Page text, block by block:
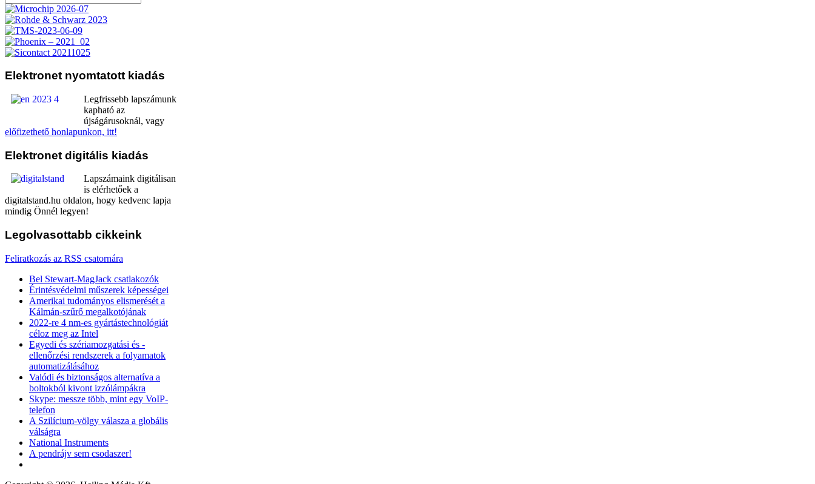
Elektronet nyomtatott kiadás
Legfrissebb lapszámunk
kapható az
újságárusoknál, vagy
előfizethető honlapunkon, itt!
Elektronet digitális kiadás
Lapszámaink digitálisan
is elérhetőek a
digitalstand.hu oldalon, hogy kedvenc lapja
mindig Önnél legyen!
Legolvasottabb cikkeink
Feliratkozás az RSS csatornára
Bel Stewart-MagJack csatlakozók
Érintésvédelmi műszerek képességei
Amerikai tudományos elismerését a
Kálmán-szűrő megalkotójának
2022-re 4 nm-es gyártástechnológiát
céloz meg az Intel
Egyedi és szériamozgatási és -
ellenőrzési rendszerek a folyamatok
automatizálásához
Valódi és biztonságos alternatíva a
boltokból kivont izzólámpákra
Skype: messze több, mint egy VoIP-
telefon
A Szilícium-völgy válasza a globális
válságra
National Instruments
A pendrájv sem csodaszer!